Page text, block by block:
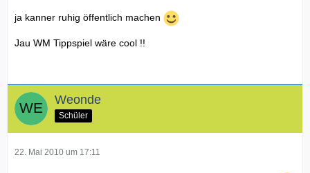
ja kanner ruhig öffentlich machen
Jau WM Tippspiel wäre cool !!
Weonde
Schüler
22. Mai 2010 um 17:11